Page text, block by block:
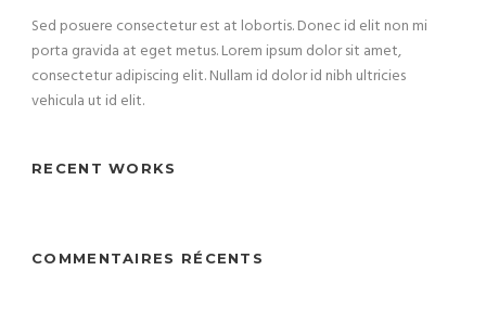
Sed posuere consectetur est at lobortis. Donec id elit non mi
porta gravida at eget metus. Lorem ipsum dolor sit amet,
consectetur adipiscing elit. Nullam id dolor id nibh ultricies
vehicula ut id elit.
RECENT WORKS
COMMENTAIRES RÉCENTS